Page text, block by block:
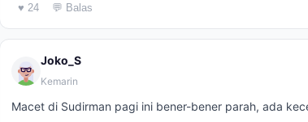
♥ 24 💬 Balas
Joko_S
Kemarin
Macet di Sudirman pagi ini bener-bener parah, ada